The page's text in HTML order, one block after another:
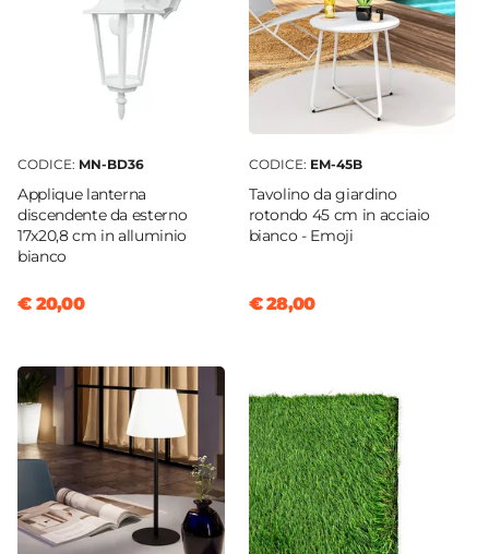
CODICE: MN-BD36
Applique lanterna
discendente da esterno
17x20,8 cm in alluminio
bianco
€ 20,00
CODICE: EM-45B
Tavolino da giardino
rotondo 45 cm in acciaio
bianco - Emoji
€ 28,00